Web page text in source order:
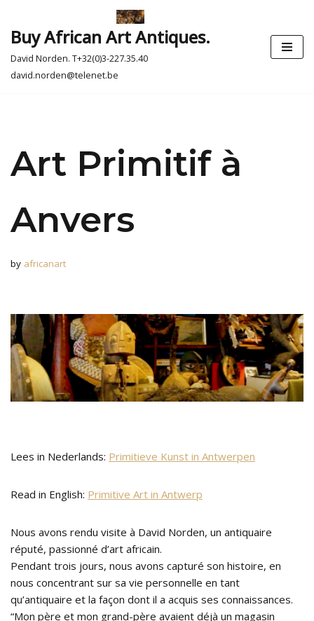
Skip
to
content
Buy African Art Antiques.
David Norden. T+32(0)3-227.35.40
david.norden@telenet.be
Art Primitif à
Anvers
by africanart
Lees in Nederlands: Primitieve Kunst in Antwerpen
Read in English: Primitive Art in Antwerp
Nous avons rendu visite à David Norden, un antiquaire
réputé, passionné d’art africain.
Pendant trois jours, nous avons capturé son histoire, en
nous concentrant sur sa vie personnelle en tant
qu’antiquaire et la façon dont il a acquis ses connaissances.
“Mon père et mon grand-père avaient déjà un magasin